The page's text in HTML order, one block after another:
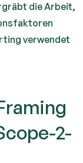
die Arbeit,
verwendet
2-